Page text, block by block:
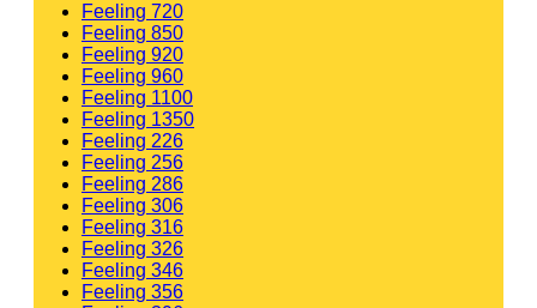
Feeling 720
Feeling 850
Feeling 920
Feeling 960
Feeling 1100
Feeling 1350
Feeling 226
Feeling 256
Feeling 286
Feeling 306
Feeling 316
Feeling 326
Feeling 346
Feeling 356